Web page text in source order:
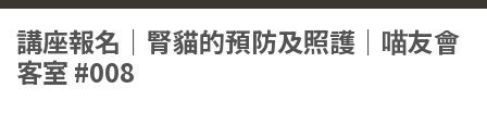
講座報名｜腎貓的預防及照護｜喵友會
客室 #008